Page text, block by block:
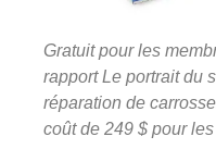
Gratuit pour les
rapport Le portrait du
réparation de
coût de 249 $ pour